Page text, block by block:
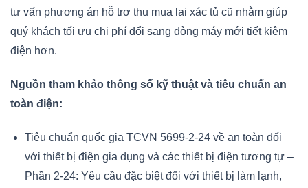
tư vấn phương án hỗ trợ thu mua lại xác tủ cũ nhằm giúp
quý khách tối ưu chi phí đổi sang dòng máy mới tiết kiệm
điện hơn.
Nguồn tham khảo thông số kỹ thuật và tiêu chuẩn an
toàn điện:
Tiêu chuẩn quốc gia TCVN 5699-2-24 về an toàn đối
với thiết bị điện gia dụng và các thiết bị điện tương tự –
Phần 2-24: Yêu cầu đặc biệt đối với thiết bị làm lạnh,